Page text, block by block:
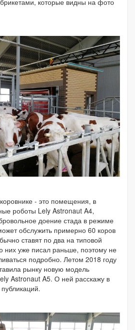
которые видны на фото
- это помещения, в
роботы Lely Astronaut A4,
доение стада в режиме
обслужить примерно 60 коров
ставят по два на типовой
них уже писал раньше, поэтому не
подробно. Летом 2018 году
рынку новую модель
Astronaut A5. О ней расскажу в